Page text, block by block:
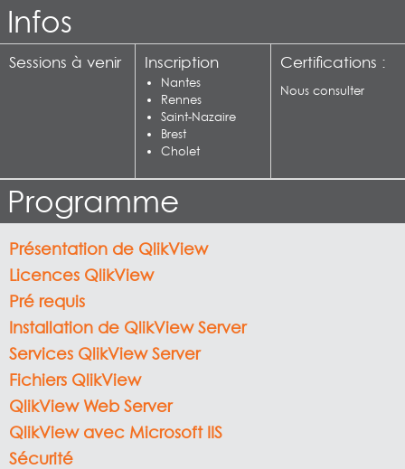
Infos
Sessions à venir Inscription
Nantes
Rennes
Saint-Nazaire
Brest
Cholet
Certifications :
Nous consulter
Programme
Présentation de QlikView
Licences QlikView
Pré requis
Installation de QlikView Server
Services QlikView Server
Fichiers QlikView
QlikView Web Server
QlikView avec Microsoft IIS
Sécurité